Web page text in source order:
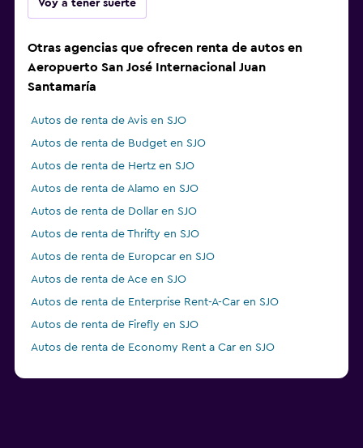
Voy a tener suerte
Otras agencias que ofrecen renta de autos en
Aeropuerto San José Internacional Juan
Santamaría
Autos de renta de Avis en SJO
Autos de renta de Budget en SJO
Autos de renta de Hertz en SJO
Autos de renta de Alamo en SJO
Autos de renta de Dollar en SJO
Autos de renta de Thrifty en SJO
Autos de renta de Europcar en SJO
Autos de renta de Ace en SJO
Autos de renta de Enterprise Rent-A-Car en SJO
Autos de renta de Firefly en SJO
Autos de renta de Economy Rent a Car en SJO